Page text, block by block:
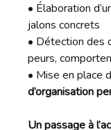
• Élaboration
jalons concrets
• Détection des
peurs,
• Mise en place
d’organisation
Un passage à